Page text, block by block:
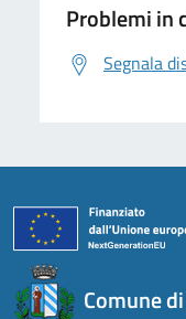
Problemi in
Segnala
Comune